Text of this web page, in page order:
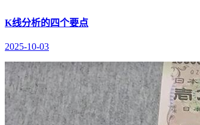
K线分析的四个要点
2025-10-03